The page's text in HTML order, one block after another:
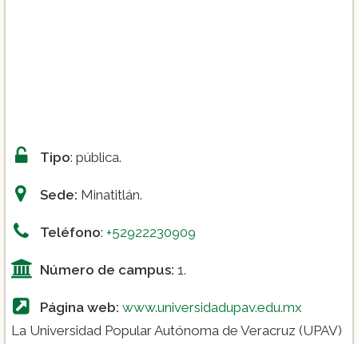
Tipo: pública.
Sede: Minatitlán.
Teléfono: +52922230909
Número de campus: 1.
Página web: www.universidadupav.edu.mx
La Universidad Popular Autónoma de Veracruz (UPAV)